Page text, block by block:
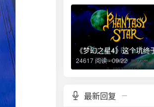
24617 阅读 - 09/22
最新回复